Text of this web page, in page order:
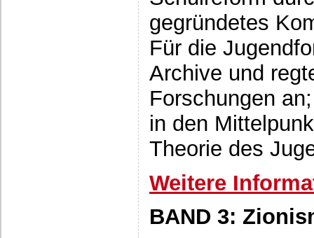
gegründetes
Für die
Archive und
Forschungen
in den
Theorie des
Weitere
BAND 3: